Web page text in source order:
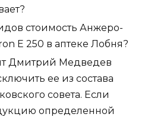
стоимость Анжеро-
E 250 в аптеке Лобня?
Дмитрий Медведев
ее из состава
совета. Если
определенной